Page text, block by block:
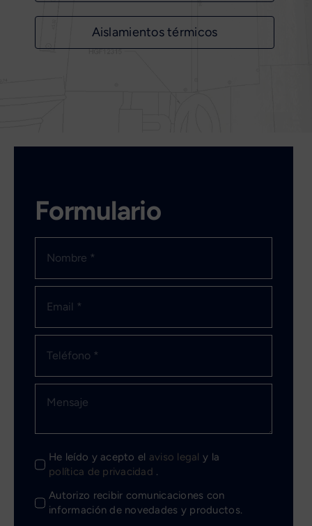
Aislamientos térmicos
Formulario
He leído y acepto el aviso legal y la
política de privacidad
Autorizo recibir comunicaciones con
información de novedades y productos.